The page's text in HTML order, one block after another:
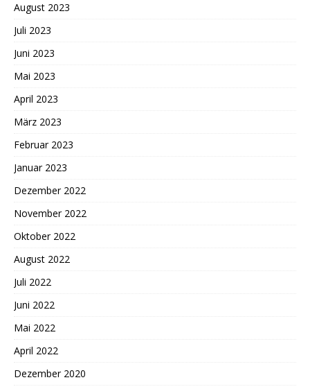
August 2023
Juli 2023
Juni 2023
Mai 2023
April 2023
März 2023
Februar 2023
Januar 2023
Dezember 2022
November 2022
Oktober 2022
August 2022
Juli 2022
Juni 2022
Mai 2022
April 2022
Dezember 2020